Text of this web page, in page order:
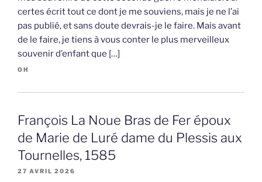
certes écrit tout ce dont je me souviens, mais je ne l’ai
pas publié, et sans doute devrais-je le faire. Mais avant
de le faire, je tiens à vous conter le plus merveilleux
souvenir d’enfant que […]
OH
François La Noue Bras de Fer époux
de Marie de Luré dame du Plessis aux
Tournelles, 1585
27 AVRIL 2026